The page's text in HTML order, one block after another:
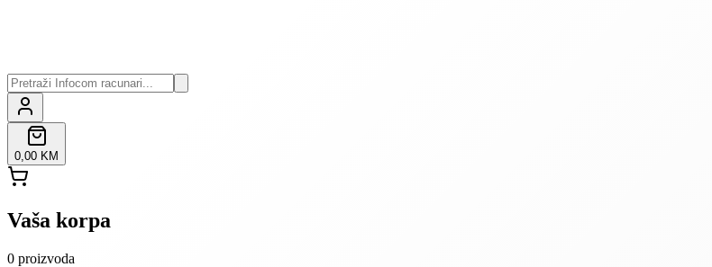
0,00 KM
Vaša korpa
0 proizvoda